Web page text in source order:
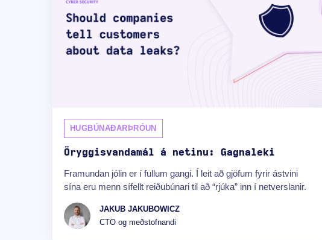
HUGBÚNAÐARÞRÓUN
Öryggisvandamál á netinu: Gagnaleki
Framundan jólin er í fullum gangi. Í leit að gjöfum fyrir ástvini
sína eru menn sífellt reiðubúnari til að “rjúka” inn í netverslanir.
JAKUB JAKUBOWICZ
CTO og meðstofnandi